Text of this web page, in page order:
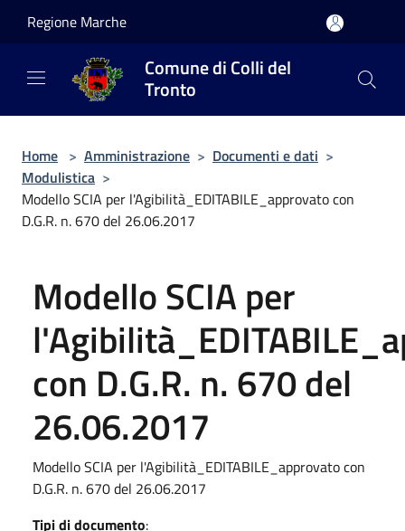
Regione Marche
Comune di Colli del
Tronto
Home > Amministrazione > Documenti e dati >
Modulistica >
Modello SCIA per l'Agibilità_EDITABILE_approvato con
D.G.R. n. 670 del 26.06.2017
Modello SCIA per
con D.G.R. n. 670 del
26.06.2017
Modello SCIA per l'Agibilità_EDITABILE_approvato con
D.G.R. n. 670 del 26.06.2017
Tipi di documento: